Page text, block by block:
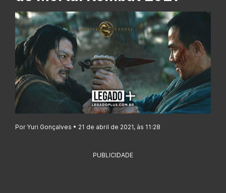
Por Yuri Gonçalves • 21 de abril de 2021, às 11:28
PUBLICIDADE